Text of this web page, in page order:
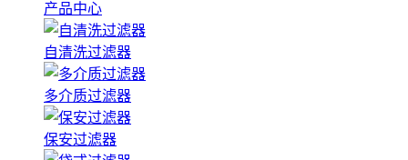
产品中心
自清洗过滤器
多介质过滤器
保安过滤器